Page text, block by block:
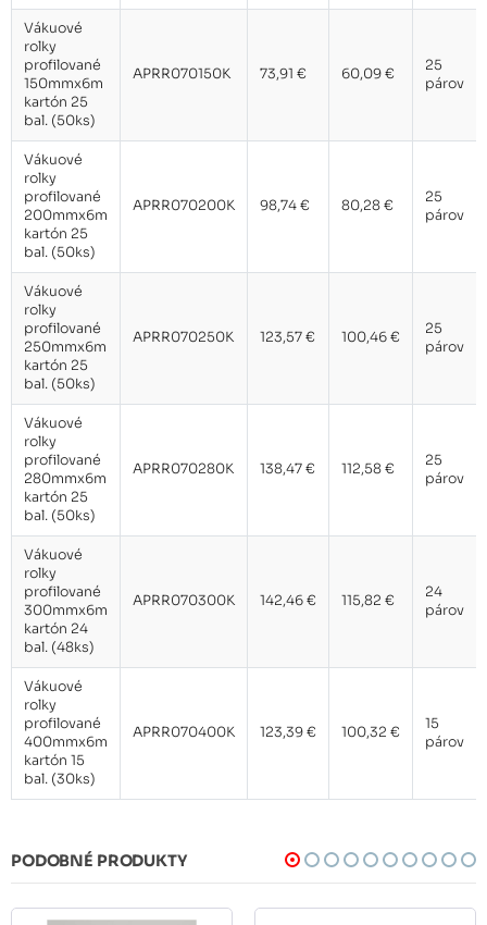
Vákuové
rolky
profilované
150mmx6m
kartón 25
bal. (50ks)
APRR070150K 73,91 € 60,09 €
25
párov
Vákuové
rolky
profilované
200mmx6m
kartón 25
bal. (50ks)
APRR070200K 98,74 € 80,28 €
25
párov
Vákuové
rolky
profilované
250mmx6m
kartón 25
bal. (50ks)
APRR070250K 123,57 € 100,46 €
25
párov
Vákuové
rolky
profilované
280mmx6m
kartón 25
bal. (50ks)
APRR070280K 138,47 € 112,58 €
25
párov
Vákuové
rolky
profilované
300mmx6m
kartón 24
bal. (48ks)
APRR070300K 142,46 € 115,82 €
24
párov
Vákuové
rolky
profilované
400mmx6m
kartón 15
bal. (30ks)
APRR070400K 123,39 € 100,32 €
15
párov
PODOBNÉ PRODUKTY